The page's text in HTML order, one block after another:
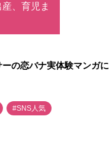
、育児ま
の恋バナ実体験マンガに
#SNS人気